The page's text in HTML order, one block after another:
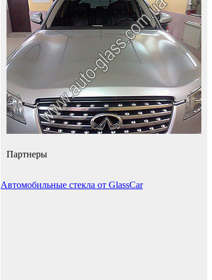
Партнеры
Автомобильные стекла от GlassCar